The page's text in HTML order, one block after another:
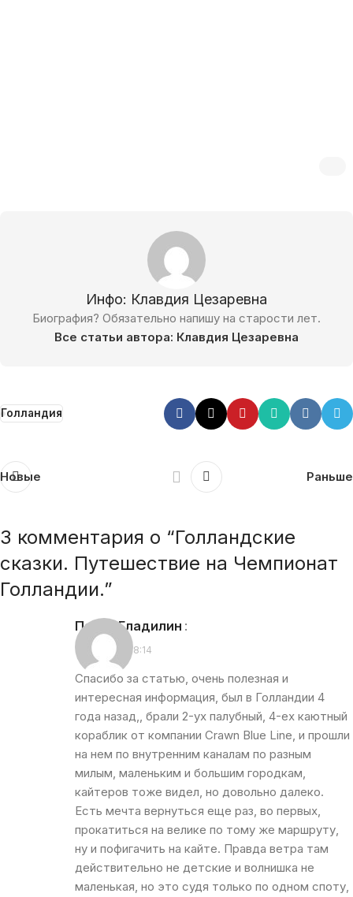
Инфо: Клавдия Цезаревна
Биография? Обязательно напишу на старости лет.
Все статьи автора: Клавдия Цезаревна
Голландия
Новые Раньше
3 комментария о “Голландские
сказки. Путешествие на Чемпионат
Голландии.”
Павел Гладилин :
16.11.2010 в 18:14
Спасибо за статью, очень полезная и
интересная информация, был в Голландии 4
года назад,, брали 2-ух палубный, 4-ех каютный
кораблик от компании Crawn Blue Line, и прошли
на нем по внутренним каналам по разным
милым, маленьким и большим городкам,
кайтеров тоже видел, но довольно далеко.
Есть мечта вернуться еще раз, во первых,
прокатиться на велике по тому же маршруту,
ну и пофигачить на кайте. Правда ветра там
действительно не детские и волнишка не
маленькая, но это судя только по одном споту,